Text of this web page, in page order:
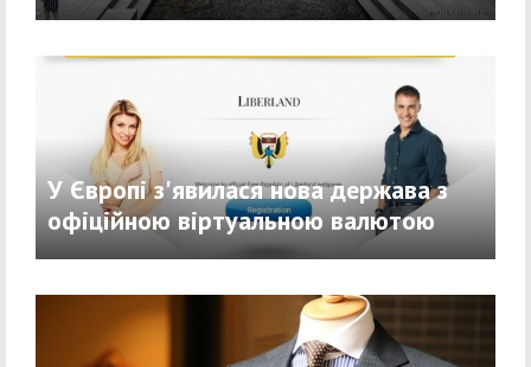
У Європі з'явилася нова держава з
офіційною віртуальною валютою